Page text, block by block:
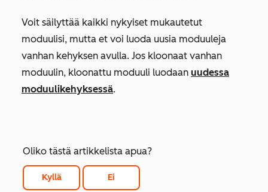
Voit säilyttää kaikki nykyiset mukautetut
moduulisi, mutta et voi luoda uusia moduuleja
vanhan kehyksen avulla. Jos kloonaat vanhan
moduulin, kloonattu moduuli luodaan uudessa
moduulikehyksessä.
Oliko tästä artikkelista apua?
Kyllä Ei